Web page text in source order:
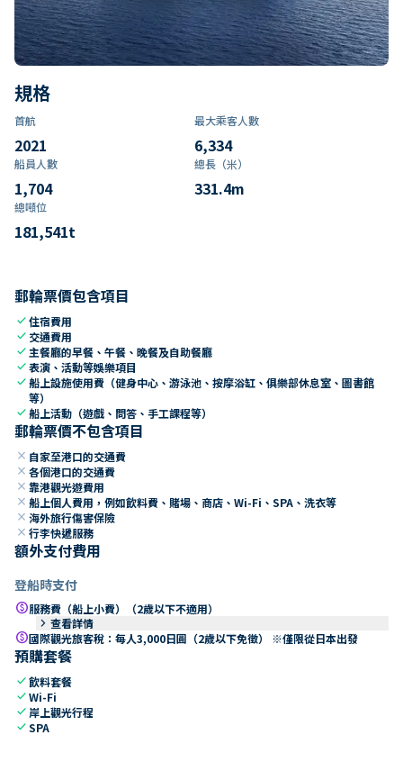
規格
首航
2021
最大乘客人數
6,334
船員人數
1,704
總長（米）
331.4m
總噸位
181,541t
郵輪票價包含項目
check住宿費用
check 交通費用
check 主餐廳的早餐、午餐、晚餐及自助餐廳
check表演、活動等娛樂項目
check船上設施使用費（健身中心、游泳池、按摩浴缸、俱樂部休息室、圖書館
等）
check船上活動（遊戲、問答、手工課程等）
郵輪票價不包含項目
close 自家至港口的交通費
close 各個港口的交通費
close 靠港觀光遊費用
close 船上個人費用，例如飲料費、賭場、商店、Wi-Fi、SPA、洗衣等
close 海外旅行傷害保險
close 行李快遞服務
額外支付費用
登船時支付
paid服務費（船上小費）（2歲以下不適用）
keyboard_arrow_right 查看詳情
paid國際觀光旅客稅：每人3,000日圓（2歲以下免徵） ※僅限從日本出發
預購套餐
check飲料套餐
checkWi-Fi
check 岸上觀光行程
checkSPA